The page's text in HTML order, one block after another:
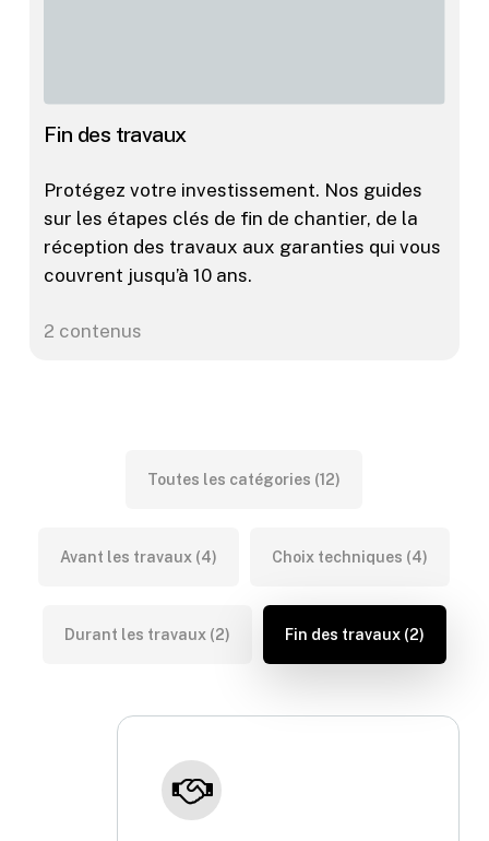
Fin des travaux
Protégez votre investissement. Nos guides
sur les étapes clés de fin de chantier, de la
réception des travaux aux garanties qui vous
couvrent jusqu’à 10 ans.
2 contenus
Toutes les catégories (12)
Avant les travaux (4) Choix techniques (4)
Durant les travaux (2) Fin des travaux (2)